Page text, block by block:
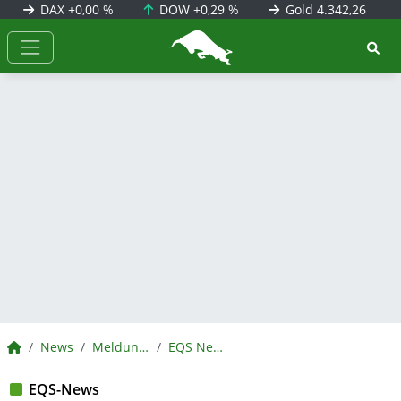
DAX +0,00 % DOW+0,29 % Gold 4.342,26
BörsenNEWS.de
BörsenNEWS.de
News Meldungen EQS News
EQS-News